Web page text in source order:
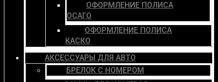
ОФОРМЛЕНИЕ ПОЛИСА
ОСАГО
ОФОРМЛЕНИЕ ПОЛИСА
КАСКО
АКСЕССУАРЫ ДЛЯ АВТО
БРЕЛОК С НОМЕРОМ